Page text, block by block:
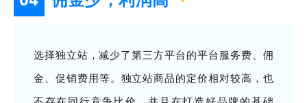
选择独立站，减少了第三方平台的平台服务费、佣
金、促销费用等。 独立站商品的定价相对较高，也